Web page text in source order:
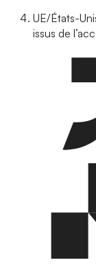
UE/États-
issus de